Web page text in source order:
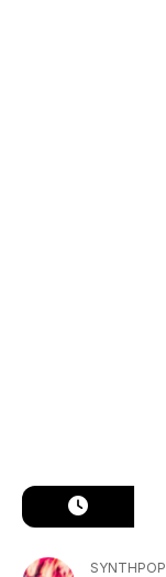
SYNTHPOP